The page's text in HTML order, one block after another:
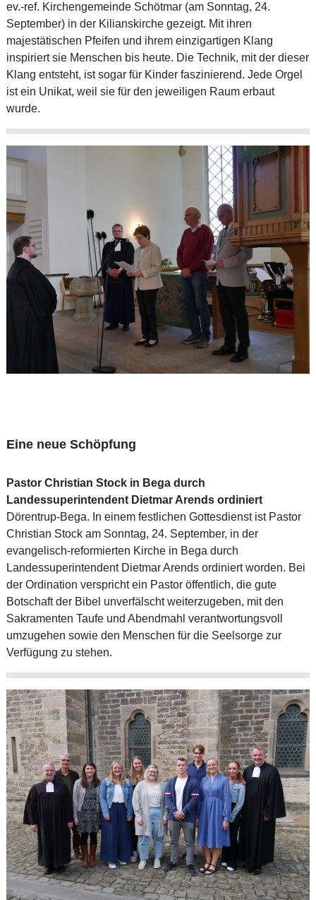
ev.-ref. Kirchengemeinde Schötmar (am Sonntag, 24.
September) in der Kilianskirche gezeigt. Mit ihren
majestätischen Pfeifen und ihrem einzigartigen Klang
inspiriert sie Menschen bis heute. Die Technik, mit der dieser
Klang entsteht, ist sogar für Kinder faszinierend. Jede Orgel
ist ein Unikat, weil sie für den jeweiligen Raum erbaut
wurde.
Eine neue Schöpfung
Pastor Christian Stock in Bega durch
Landessuperintendent Dietmar Arends ordiniert
Dörentrup-Bega. In einem festlichen Gottesdienst ist Pastor
Christian Stock am Sonntag, 24. September, in der
evangelisch-reformierten Kirche in Bega durch
Landessuperintendent Dietmar Arends ordiniert worden. Bei
der Ordination verspricht ein Pastor öffentlich, die gute
Botschaft der Bibel unverfälscht weiterzugeben, mit den
Sakramenten Taufe und Abendmahl verantwortungsvoll
umzugehen sowie den Menschen für die Seelsorge zur
Verfügung zu stehen.